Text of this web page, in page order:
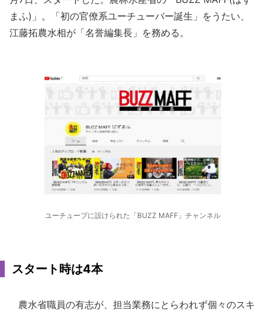
まふ)」。「初の官僚系ユーチューバー誕生」をうたい、
江藤拓農水相が「名誉編集長」を務める。
ユーチューブに設けられた「BUZZ MAFF」チャンネル
スタート時は4本
農水省職員の有志が、担当業務にとらわれず個々のスキ